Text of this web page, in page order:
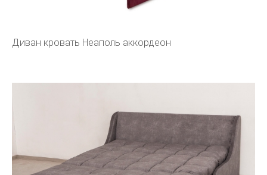
Диван кровать Неаполь аккордеон